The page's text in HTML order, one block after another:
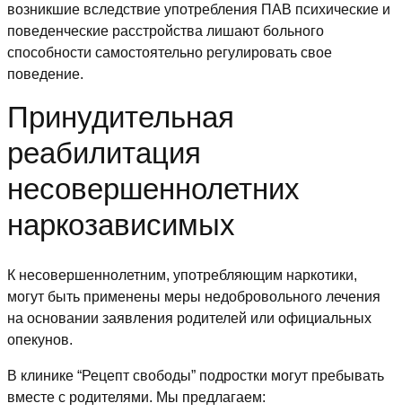
возникшие вследствие употребления ПАВ психические и
поведенческие расстройства лишают больного
способности самостоятельно регулировать свое
поведение.
Принудительная
реабилитация
несовершеннолетних
наркозависимых
К несовершеннолетним, употребляющим наркотики,
могут быть применены меры недобровольного лечения
на основании заявления родителей или официальных
опекунов.
В клинике “Рецепт свободы” подростки могут пребывать
вместе с родителями. Мы предлагаем: